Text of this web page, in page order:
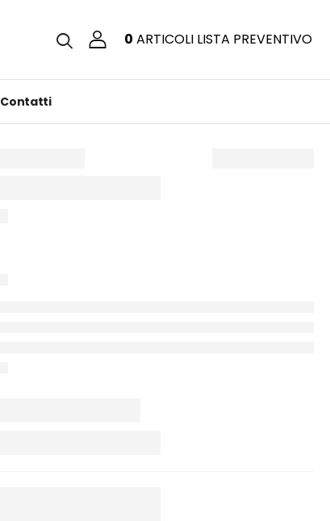
0 ARTICOLI LISTA PREVENTIVO
Contatti